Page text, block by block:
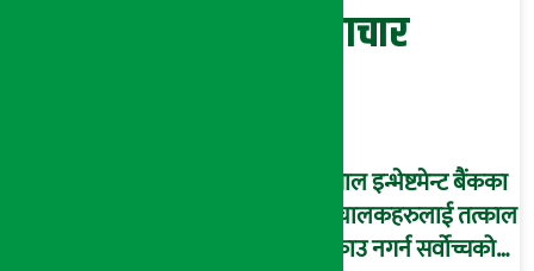
सम्बन्धित समाचार
नेपाल इन्भेष्टमेन्ट बैंकका
संचालकहरुलाई तत्काल
पक्राउ नगर्न सर्वोच्चको